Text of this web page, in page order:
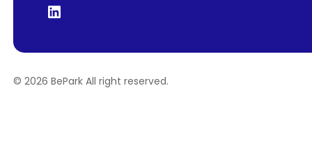
© 2026 BePark All right reserved.